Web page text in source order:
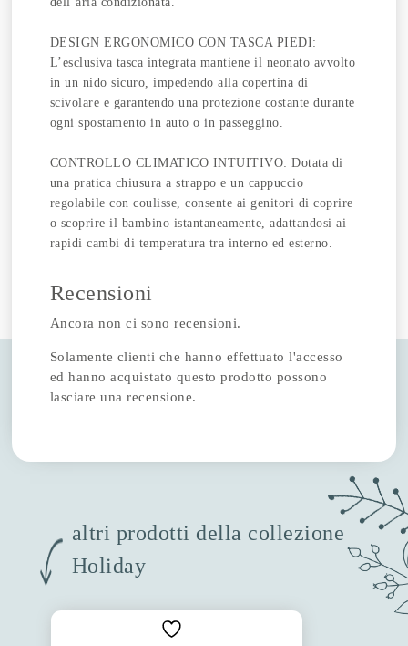
DESIGN ERGONOMICO CON TASCA PIEDI:
L’esclusiva tasca integrata mantiene il neonato avvolto
in un nido sicuro, impedendo alla copertina di
scivolare e garantendo una protezione costante durante
ogni spostamento in auto o in passeggino.
CONTROLLO CLIMATICO INTUITIVO: Dotata di
una pratica chiusura a strappo e un cappuccio
regolabile con coulisse, consente ai genitori di coprire
o scoprire il bambino istantaneamente, adattandosi ai
rapidi cambi di temperatura tra interno ed esterno.
Recensioni
Ancora non ci sono recensioni.
Solamente clienti che hanno effettuato l'accesso
ed hanno acquistato questo prodotto possono
lasciare una recensione.
altri prodotti della collezione
Holiday